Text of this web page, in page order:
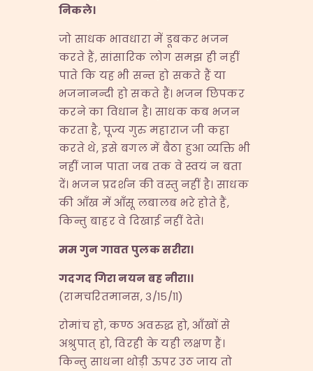
निकले।
जो साधक भावधारा में डूबकर भजन
करते हैं, सांसारिक लोग समझ ही नहीं
पाते कि यह भी सन्त हो सकते हैं या
भजनानन्दी हो सकते हैं। भजन छिपकर
करने का विधान है। साधक कब भजन
करता है, पूज्य गुरु महाराज जी कहा
करते थे, इसे बगल में बैठा हुआ व्यक्ति भी
नहीं जान पाता जब तक वे स्वयं न बता
दें। भजन प्रदर्शन की वस्तु नहीं है। साधक
की आँख में आँसू लबालब भरे होते हैं,
किन्तु बाहर वे दिखाई नहीं देते।
मम गुन गावत पुलक सरीरा।
गदगद गिरा नयन बह नीरा।।
(रामचरितमानस, ३/१५/११)
रोमांच हो, कण्ठ अवरुद्ध हो, आँखों से
अश्रुपात् हो, विरही के यही लक्षण हैं।
किन्तु साधना थोड़ी ऊपर उठ जाय तो